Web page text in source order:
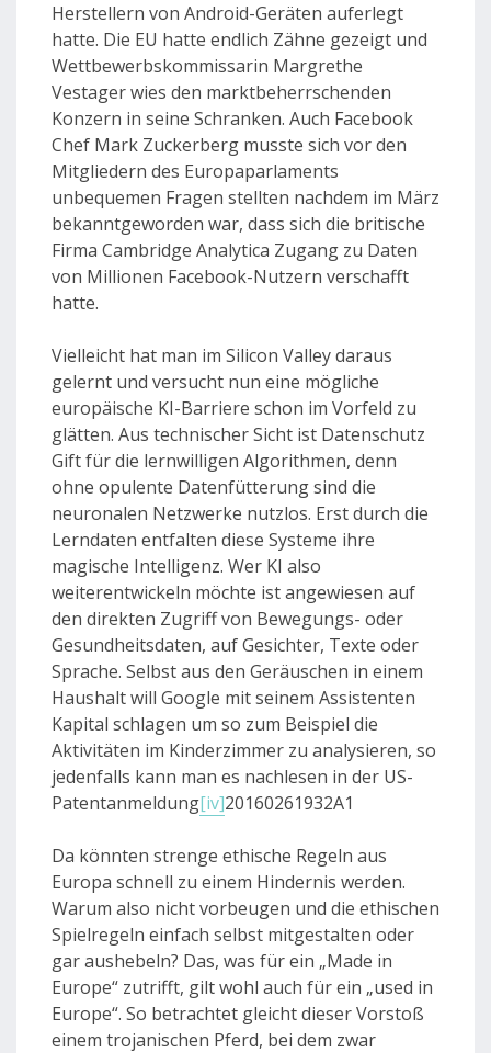
Herstellern von Android-Geräten auferlegt
hatte. Die EU hatte endlich Zähne gezeigt und
Wettbewerbskommissarin Margrethe
Vestager wies den marktbeherrschenden
Konzern in seine Schranken. Auch Facebook
Chef Mark Zuckerberg musste sich vor den
Mitgliedern des Europaparlaments
unbequemen Fragen stellten nachdem im März
bekanntgeworden war, dass sich die britische
Firma Cambridge Analytica Zugang zu Daten
von Millionen Facebook-Nutzern verschafft
hatte.
Vielleicht hat man im Silicon Valley daraus
gelernt und versucht nun eine mögliche
europäische KI-Barriere schon im Vorfeld zu
glätten. Aus technischer Sicht ist Datenschutz
Gift für die lernwilligen Algorithmen, denn
ohne opulente Datenfütterung sind die
neuronalen Netzwerke nutzlos. Erst durch die
Lerndaten entfalten diese Systeme ihre
magische Intelligenz. Wer KI also
weiterentwickeln möchte ist angewiesen auf
den direkten Zugriff von Bewegungs- oder
Gesundheitsdaten, auf Gesichter, Texte oder
Sprache. Selbst aus den Geräuschen in einem
Haushalt will Google mit seinem Assistenten
Kapital schlagen um so zum Beispiel die
Aktivitäten im Kinderzimmer zu analysieren, so
jedenfalls kann man es nachlesen in der US-
Patentanmeldung[iv]20160261932A1
Da könnten strenge ethische Regeln aus
Europa schnell zu einem Hindernis werden.
Warum also nicht vorbeugen und die ethischen
Spielregeln einfach selbst mitgestalten oder
gar aushebeln? Das, was für ein „Made in
Europe“ zutrifft, gilt wohl auch für ein „used in
Europe“. So betrachtet gleicht dieser Vorstoß
einem trojanischen Pferd, bei dem zwar